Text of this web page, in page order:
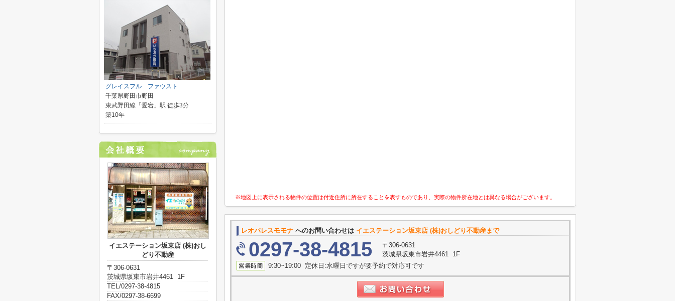
※地図上に表示される物件の位置は付近住所に所在することを表すものであり、実際の物件所在地とは異なる場合がございます。
レオパレスモモナ へのお問い合わせは イエステーション坂東店 (株)おしどり不動産まで
0297-38-4815
〒306-0631
茨城県坂東市岩井4461 1F
9:30~19:00 定休日:水曜日ですが要予約で対応可です
グレイスフル ファウスト
千葉県野田市野田
東武野田線「愛宕」駅 徒歩3分
築10年
イエステーション坂東店 (株)おし
どり不動産
〒306-0631
茨城県坂東市岩井4461 1F
TEL/0297-38-4815
FAX/0297-38-6699